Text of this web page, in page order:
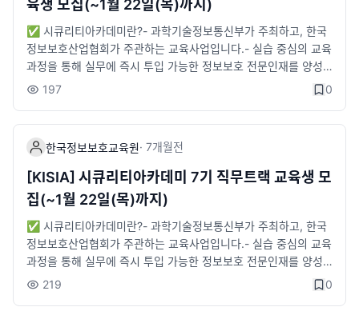
dsJlg5f✅ 한국정보보호교육원 블로그- 링크 :https://blog.nav
er.com/kisiaedu※ 시큐리티아카데미 페이지에서 해당 교육에 관
한 자세한 내용을 확인하실 수 있습니다.
육생 모집(~1월 22일(목)까지)
✅ 시큐리티아카데미란?- 과학기술정보통신부가 주최하고, 한국
정보보호산업협회가 주관하는 교육사업입니다.- 실습 중심의 교육
과정을 통해 실무에 즉시 투입 가능한 정보보호 전문인재를 양성
하는 채용연계형 교육과정입니다.✅ 기업형 과정이란?- 다수의
투어 및 현직자와의 네트워킹 기회 제공🛡️ SK쉴더스트랙 소개- S
K쉴더스트랙의 채용직무인 '보안관제'에 특화된 커리큘럼- 교육과
정 수료 후 ' SK쉴더스' 보안관제 직무로 인턴 연계 지원⭐ 모집대
상- SK쉴더스 '보안관제' 직무로 취업을 희망하는 대학 졸업(예정)
자⭐ 우대조건- '26년 8월 기준 4년제 졸업자 또는 졸업예정자-
교육 종료 후 취업 연계 가능자- 정보보호 관련 기술 및 자격증 보
유자📢 온라인 설명회- 2026년 1월 14일(수)※ 상기 일정은 변동
될 수 있으며, 구글폼 신청자 대상 상세 안내 문자 발송 예정입니
다.📜 선발절차1) 접수마감 : 1월 22일(목) 오전 10시까지2) 온라
인 인성검사(SKST) : 개별 안내3) 대면면접 : 2월 3일(화)4) 합격
197 0
한국정보보호교육원· 7개월전
[KISIA] 시큐리티아카데미 7기 직무트랙 교육생 모
집(~1월 22일(목)까지)
✅ 시큐리티아카데미란?- 과학기술정보통신부가 주최하고, 한국
정보보호산업협회가 주관하는 교육사업입니다.- 실습 중심의 교육
과정을 통해 실무에 즉시 투입 가능한 정보보호 전문인재를 양성
하는 채용연계형 교육과정입니다.✅ 직무형 과정이란?- 다수 기
219 0